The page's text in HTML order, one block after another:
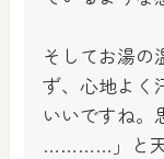
そしてお湯の
ず、心地よく
いいですね
…………」と天